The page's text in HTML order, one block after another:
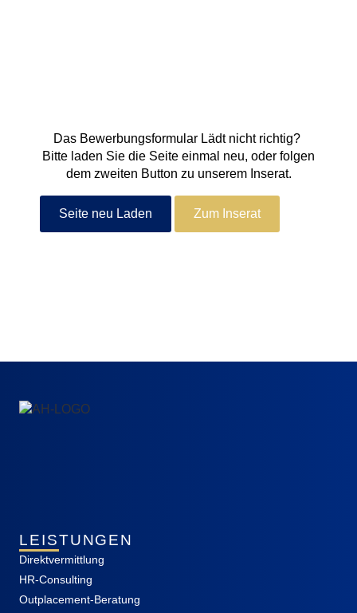
Das Bewerbungsformular Lädt nicht richtig?
Bitte laden Sie die Seite einmal neu, oder folgen
dem zweiten Button zu unserem Inserat.
Seite neu Laden Zum Inserat
LEISTUNGEN
Direktvermittlung
HR-Consulting
Outplacement-Beratung